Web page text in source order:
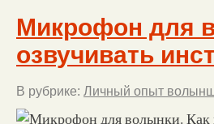
Микрофон для
озвучивать
В рубрике: Личный опыт